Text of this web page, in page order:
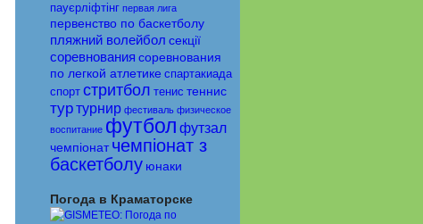
пауєрліфтінг первая лига
первенство по баскетболу
пляжний волейбол секції
соревнования соревнования
по легкой атлетике спартакиада
спорт стритбол тенис теннис
туртурнир фестиваль физическое
воспитание футбол футзал
чемпіонат чемпіонат з
баскетболу юнаки
Погода в Краматорске